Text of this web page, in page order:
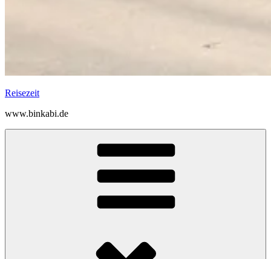
Reisezeit
www.binkabi.de